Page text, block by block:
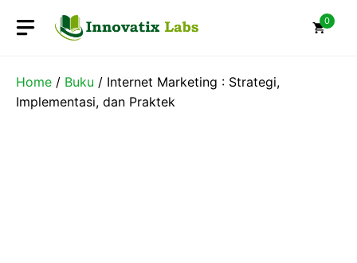
0
Home / Buku / Internet Marketing : Strategi,
Implementasi, dan Praktek